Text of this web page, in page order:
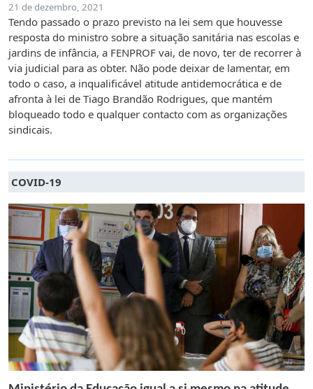
21 de dezembro, 2021
Tendo passado o prazo previsto na lei sem que houvesse
resposta do ministro sobre a situação sanitária nas escolas e
jardins de infância, a FENPROF vai, de novo, ter de recorrer à
via judicial para as obter. Não pode deixar de lamentar, em
todo o caso, a inqualificável atitude antidemocrática e de
afronta à lei de Tiago Brandão Rodrigues, que mantém
bloqueado todo e qualquer contacto com as organizações
sindicais.
COVID-19